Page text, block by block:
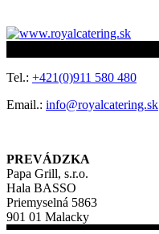
Tel.: +421(0)911 580 480
Email.: info@royalcatering.sk
PREVÁDZKA
Papa Grill, s.r.o.
Hala BASSO
Priemyselná 5863
901 01 Malacky